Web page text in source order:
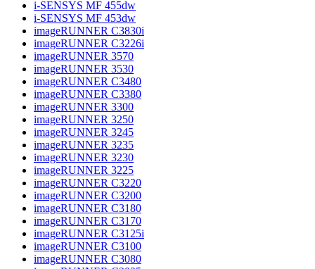
i-SENSYS MF 455dw
i-SENSYS MF 453dw
imageRUNNER C3830i
imageRUNNER C3226i
imageRUNNER 3570
imageRUNNER 3530
imageRUNNER C3480
imageRUNNER C3380
imageRUNNER 3300
imageRUNNER 3250
imageRUNNER 3245
imageRUNNER 3235
imageRUNNER 3230
imageRUNNER 3225
imageRUNNER C3220
imageRUNNER C3200
imageRUNNER C3180
imageRUNNER C3170
imageRUNNER C3125i
imageRUNNER C3100
imageRUNNER C3080